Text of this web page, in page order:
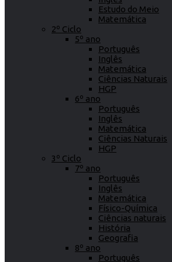
Estudo do Meio
Matemática
2º Ciclo
5º ano
Português
Inglês
Matemática
Ciências Naturais
HGP
6º ano
Português
Inglês
Matemática
Ciências Naturais
HGP
3º Ciclo
7º ano
Português
Inglês
Matemática
Físico-Química
Ciências naturais
História
Geografia
8º ano
Português